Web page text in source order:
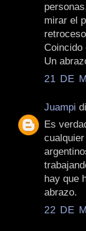
mirar el
Un
21 DE
Juampi
Es
hay que
abrazo.
22 DE